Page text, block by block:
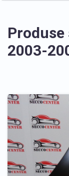
Produse
2003-